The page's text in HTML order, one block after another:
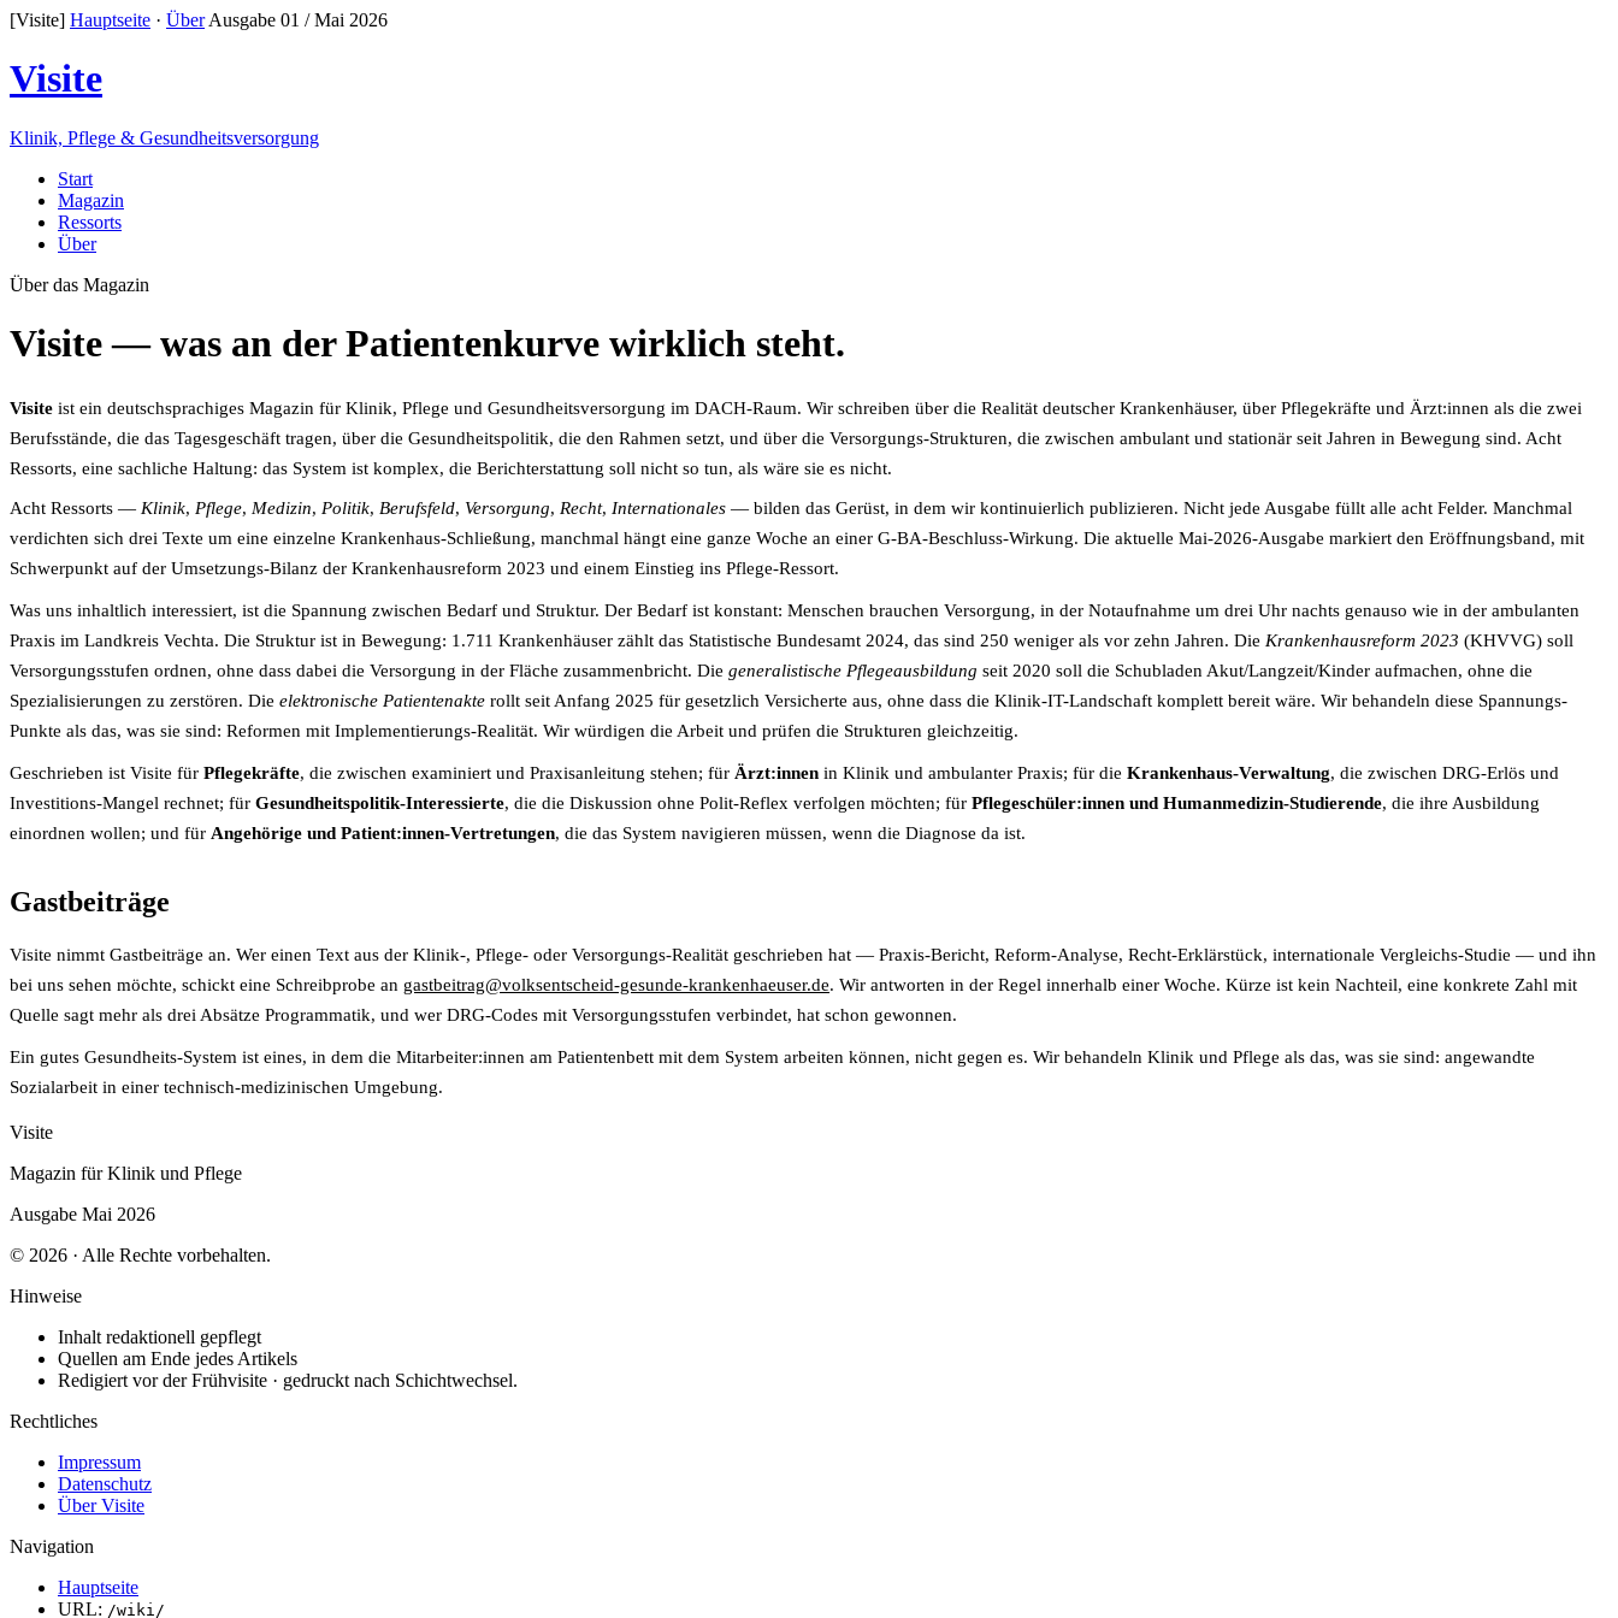
[Visite] Hauptseite · Über Ausgabe 01 / Mai 2026
Visite
Klinik, Pflege & Gesundheitsversorgung
Start
Magazin
Ressorts
Über
Über das Magazin
Visite — was an der Patientenkurve wirklich steht.
Visite ist ein deutschsprachiges Magazin für Klinik, Pflege und Gesundheitsversorgung im DACH-Raum. Wir schreiben über die Realität deutscher Krankenhäuser, über Pflegekräfte und Ärzt:innen als die zwei
Berufsstände, die das Tagesgeschäft tragen, über die Gesundheitspolitik, die den Rahmen setzt, und über die Versorgungs-Strukturen, die zwischen ambulant und stationär seit Jahren in Bewegung sind. Acht
Ressorts, eine sachliche Haltung: das System ist komplex, die Berichterstattung soll nicht so tun, als wäre sie es nicht.
Acht Ressorts — Klinik, Pflege, Medizin, Politik, Berufsfeld, Versorgung, Recht, Internationales — bilden das Gerüst, in dem wir kontinuierlich publizieren. Nicht jede Ausgabe füllt alle acht Felder. Manchmal
verdichten sich drei Texte um eine einzelne Krankenhaus-Schließung, manchmal hängt eine ganze Woche an einer G-BA-Beschluss-Wirkung. Die aktuelle Mai-2026-Ausgabe markiert den Eröffnungsband, mit
Schwerpunkt auf der Umsetzungs-Bilanz der Krankenhausreform 2023 und einem Einstieg ins Pflege-Ressort.
Was uns inhaltlich interessiert, ist die Spannung zwischen Bedarf und Struktur. Der Bedarf ist konstant: Menschen brauchen Versorgung, in der Notaufnahme um drei Uhr nachts genauso wie in der ambulanten
Praxis im Landkreis Vechta. Die Struktur ist in Bewegung: 1.711 Krankenhäuser zählt das Statistische Bundesamt 2024, das sind 250 weniger als vor zehn Jahren. Die Krankenhausreform 2023 (KHVVG) soll
Versorgungsstufen ordnen, ohne dass dabei die Versorgung in der Fläche zusammenbricht. Die generalistische Pflegeausbildung seit 2020 soll die Schubladen Akut/Langzeit/Kinder aufmachen, ohne die
Spezialisierungen zu zerstören. Die elektronische Patientenakte rollt seit Anfang 2025 für gesetzlich Versicherte aus, ohne dass die Klinik-IT-Landschaft komplett bereit wäre. Wir behandeln diese Spannungs-
Punkte als das, was sie sind: Reformen mit Implementierungs-Realität. Wir würdigen die Arbeit und prüfen die Strukturen gleichzeitig.
Geschrieben ist Visite für Pflegekräfte, die zwischen examiniert und Praxisanleitung stehen; für Ärzt:innen in Klinik und ambulanter Praxis; für die Krankenhaus-Verwaltung, die zwischen DRG-Erlös und
Investitions-Mangel rechnet; für Gesundheitspolitik-Interessierte, die die Diskussion ohne Polit-Reflex verfolgen möchten; für Pflegeschüler:innen und Humanmedizin-Studierende, die ihre Ausbildung
einordnen wollen; und für Angehörige und Patient:innen-Vertretungen, die das System navigieren müssen, wenn die Diagnose da ist.
Gastbeiträge
Visite nimmt Gastbeiträge an. Wer einen Text aus der Klinik-, Pflege- oder Versorgungs-Realität geschrieben hat — Praxis-Bericht, Reform-Analyse, Recht-Erklärstück, internationale Vergleichs-Studie — und ihn
bei uns sehen möchte, schickt eine Schreibprobe an gastbeitrag@volksentscheid-gesunde-krankenhaeuser.de. Wir antworten in der Regel innerhalb einer Woche. Kürze ist kein Nachteil, eine konkrete Zahl mit
Quelle sagt mehr als drei Absätze Programmatik, und wer DRG-Codes mit Versorgungsstufen verbindet, hat schon gewonnen.
Ein gutes Gesundheits-System ist eines, in dem die Mitarbeiter:innen am Patientenbett mit dem System arbeiten können, nicht gegen es. Wir behandeln Klinik und Pflege als das, was sie sind: angewandte
Sozialarbeit in einer technisch-medizinischen Umgebung.
Visite
Magazin für Klinik und Pflege
Ausgabe Mai 2026
© 2026 · Alle Rechte vorbehalten.
Hinweise
Inhalt redaktionell gepflegt
Quellen am Ende jedes Artikels
Redigiert vor der Frühvisite · gedruckt nach Schichtwechsel.
Rechtliches
Impressum
Datenschutz
Über Visite
Navigation
Hauptseite
URL: /wiki/